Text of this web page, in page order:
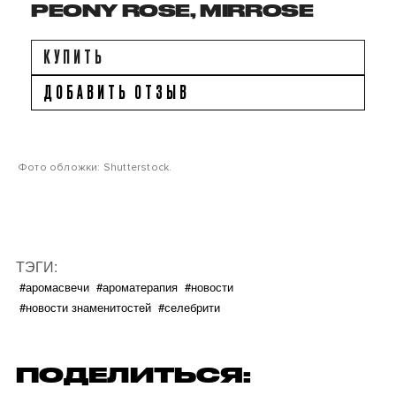
PEONY ROSE, MIRROSE
КУПИТЬ
ДОБАВИТЬ ОТЗЫВ
Фото обложки: Shutterstock.
ТЭГИ:
#аромасвечи #ароматерапия #новости
#новости знаменитостей #селебрити
ПОДЕЛИТЬСЯ: